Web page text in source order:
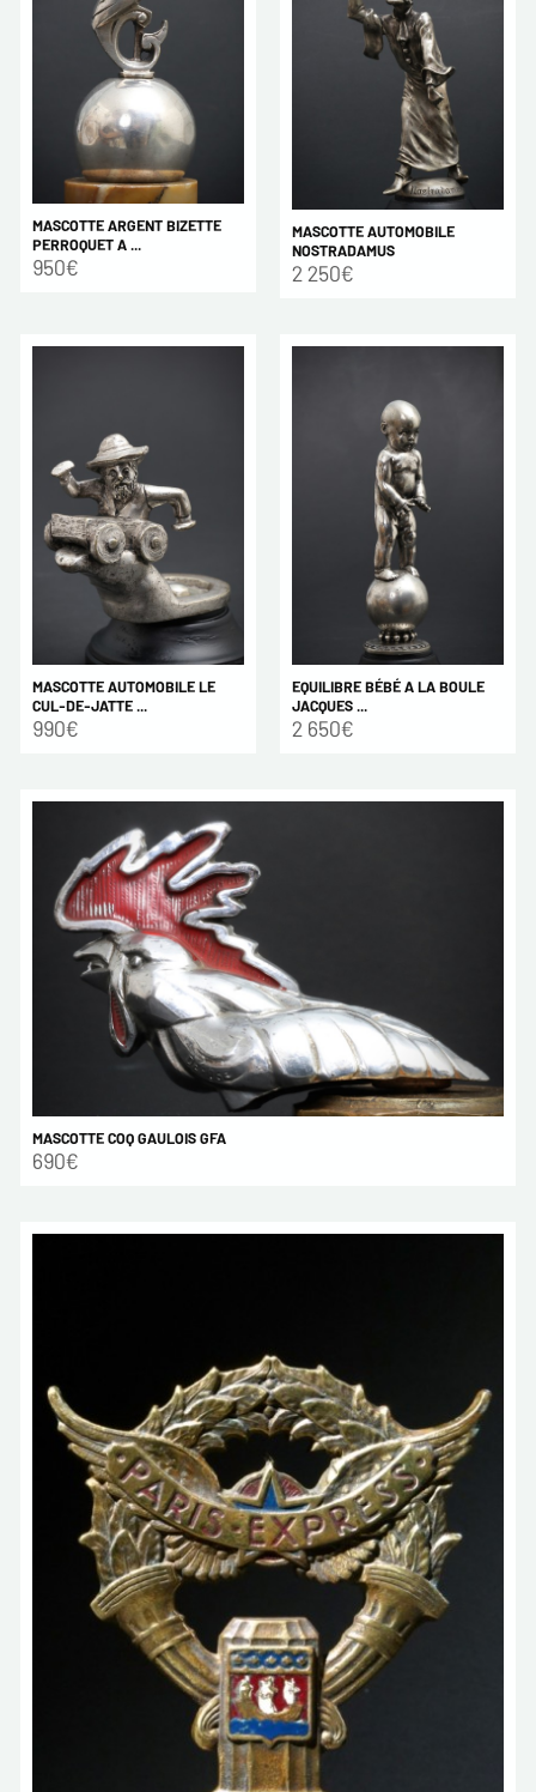
MASCOTTE ARGENT BIZETTE
PERROQUET A ...
950€
MASCOTTE AUTOMOBILE
NOSTRADAMUS
2 250€
MASCOTTE AUTOMOBILE LE
CUL-DE-JATTE ...
990€
EQUILIBRE BÉBÉ A LA BOULE
JACQUES ...
2 650€
MASCOTTE COQ GAULOIS GFA
690€